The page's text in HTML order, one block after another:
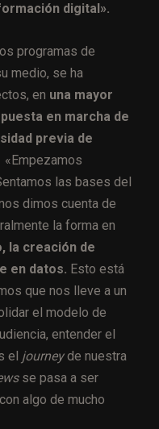
digital».
programas de
medio, se ha
en una mayor
en marcha de
previa de
«Empezamos
las bases del
dimos cuenta de
la forma en
la creación de
en datos. Esto está
que nos lleve a un
el modelo de
entender el
el journeyde nuestra
se pasa a ser
algo de mucho